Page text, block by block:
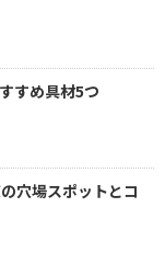
すめ具材5つ
穴場スポットとコ